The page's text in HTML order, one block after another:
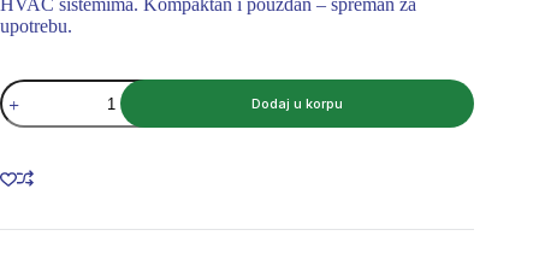
HVAC sistemima. Kompaktan i pouzdan – spreman za
upotrebu.
CASTEL
REDUCIR
3/8
X
3/8
količina
Dodaj u korpu